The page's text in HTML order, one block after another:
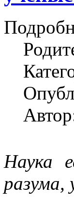
Наука
разума,